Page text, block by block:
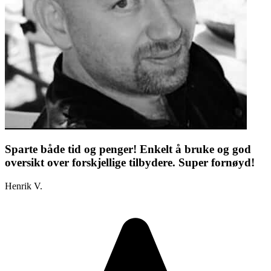
Sparte både tid og penger! Enkelt å bruke og god
oversikt over forskjellige tilbydere. Super fornøyd!
Henrik V.